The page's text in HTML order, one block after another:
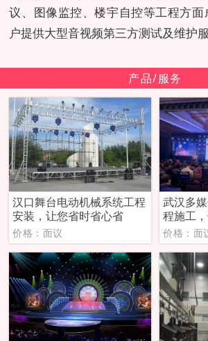
议、图像监控、楼宇自控等工程方
户提供大型音视频第三方测试及维护服
产品/服务
汉口舞台电动机械系统工程
安装，让您省时省心省
价格：面议
武汉多
程施工
价格：面